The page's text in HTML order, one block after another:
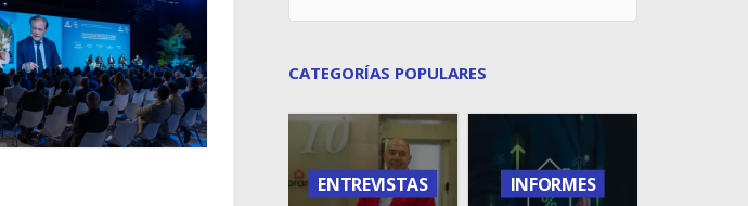
CATEGORÍAS POPULARES
ENTREVISTAS INFORMES